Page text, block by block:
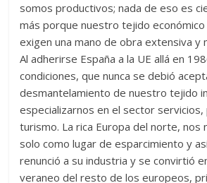
somos productivos; nada de eso es
más porque nuestro tejido
exigen una mano de obra extensiva y
Al adherirse España a la UE allá en
condiciones, que nunca se debió
desmantelamiento de nuestro tejido
especializarnos en el sector servicios,
turismo. La rica Europa del norte, nos
solo como lugar de esparcimiento y
renunció a su industria y se convirtió
veraneo del resto de los europeos,